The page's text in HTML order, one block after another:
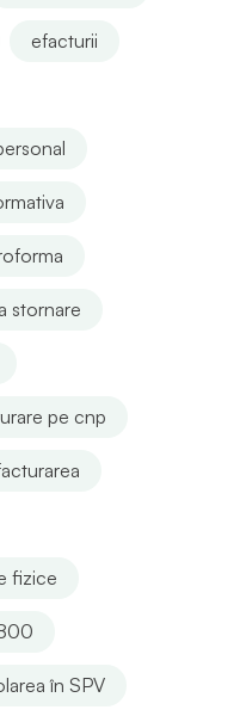
efacturii
stornare
pe cnp
fizice
în SPV